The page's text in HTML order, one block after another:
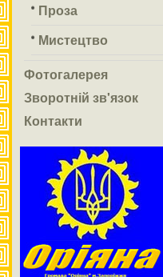
Проза
Мистецтво
Фотогалерея
Зворотній зв'язок
Контакти